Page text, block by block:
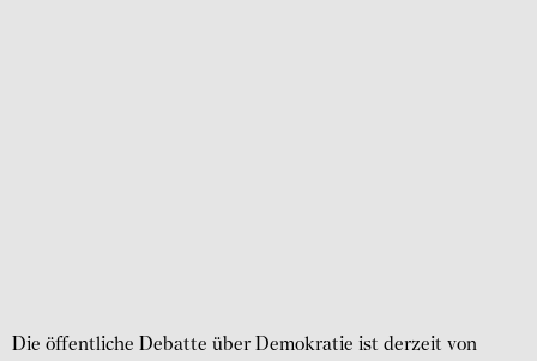
Die öffentliche Debatte über Demokratie ist derzeit von